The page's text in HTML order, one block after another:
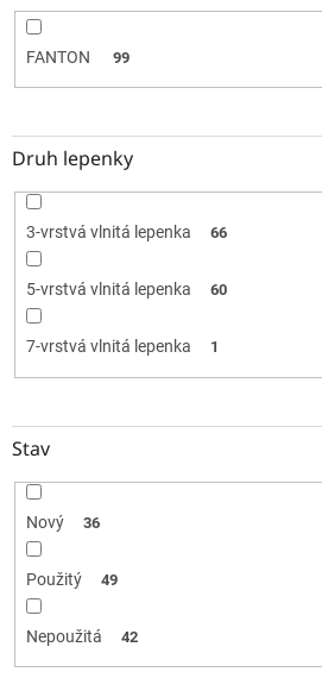
FANTON 99
Druh lepenky
3-vrstvá vlnitá lepenka 66
5-vrstvá vlnitá lepenka 60
7-vrstvá vlnitá lepenka 1
Stav
Nový 36
Použitý 49
Nepoužitá 42